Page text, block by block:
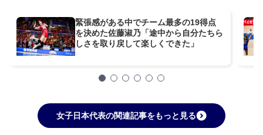
緊張感がある中でチーム最多の19得点
を決めた佐藤淑乃「途中から自分たちら
しさを取り戻して楽しくできた」
女子日本代表の関連記事をもっと見る